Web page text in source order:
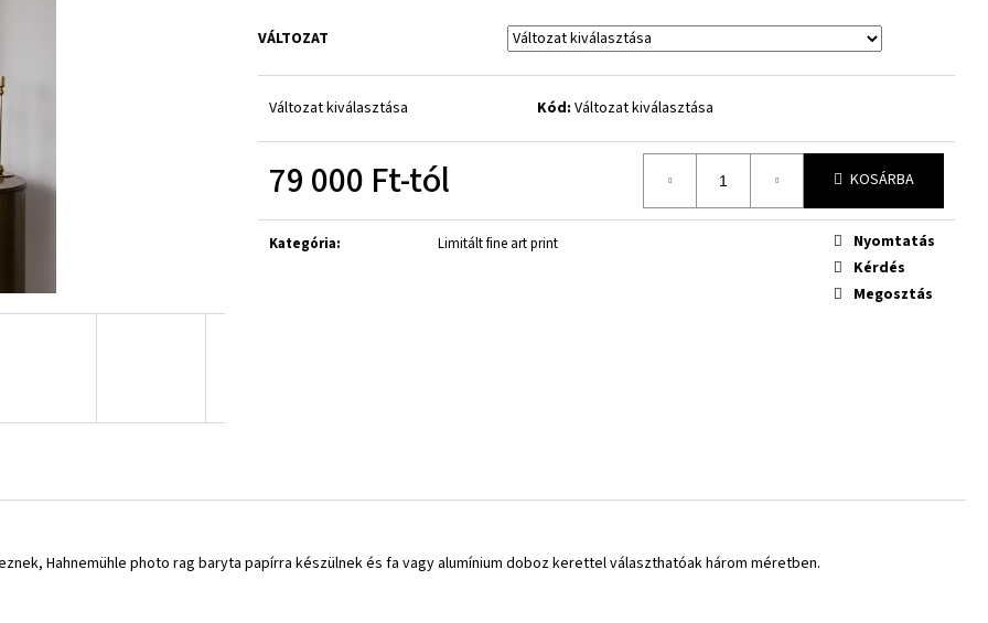
VÁLTOZAT
Változat kiválasztása Kód: Változat kiválasztása
79 000 Ft-tól KOSÁRBA
Kategória: Limitált fine art print
Nyomtatás
Kérdés
Megosztás
Hahnemühle photo rag baryta papírra készülnek és fa vagy alumínium doboz kerettel választhatóak három méretben.